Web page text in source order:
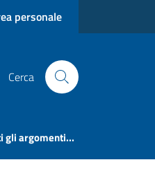
personale
Cerca
gli argomenti...